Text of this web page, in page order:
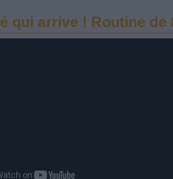
qui arrive ! Routine de